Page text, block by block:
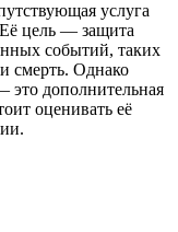
услуга
цель — защита
событий, таких
смерть. Однако
это дополнительная
оценивать её